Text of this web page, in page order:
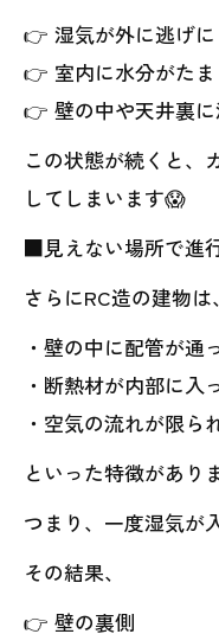
👉 湿気が外に逃げに
👉 室内に水分がた
👉 壁の中や天井裏
この状態が続くと、
してしまいます😱
■見えない場所で進
さらにRC造の建物
・壁の中に配管が通
・断熱材が内部に入
・空気の流れが限ら
といった特徴があり
つまり、一度湿気が
その結果、
👉 壁の裏側